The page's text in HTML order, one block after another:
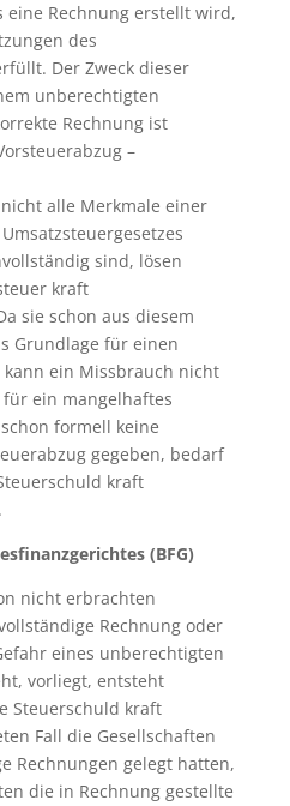
eine Rechnung erstellt wird,
des
Der Zweck dieser
unberechtigten
Rechnung ist
–
alle Merkmale einer
sind, lösen
kraft
sie schon aus diesem
Grundlage für einen
ein Missbrauch nicht
ein mangelhaftes
formell keine
gegeben, bedarf
kraft
(BFG)
nicht erbrachten
Rechnung oder
eines unberechtigten
vorliegt, entsteht
Steuerschuld kraft
Fall die Gesellschaften
Rechnungen gelegt hatten,
die in Rechnung gestellte